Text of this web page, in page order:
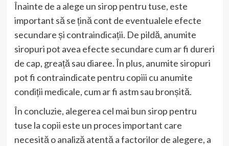
Înainte de a alege un sirop pentru tuse, este
important să se țină cont de eventualele efecte
secundare și contraindicații. De pildă, anumite
siropuri pot avea efecte secundare cum ar fi dureri
de cap, greață sau diaree. În plus, anumite siropuri
pot fi contraindicate pentru copiii cu anumite
condiții medicale, cum ar fi astm sau bronșită.
În concluzie, alegerea cel mai bun sirop pentru
tuse la copii este un proces important care
necesită o analiză atentă a factorilor de alegere, a